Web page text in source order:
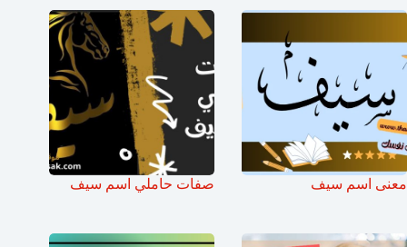
معنى اسم سيف صفات حاملي اسم سيف